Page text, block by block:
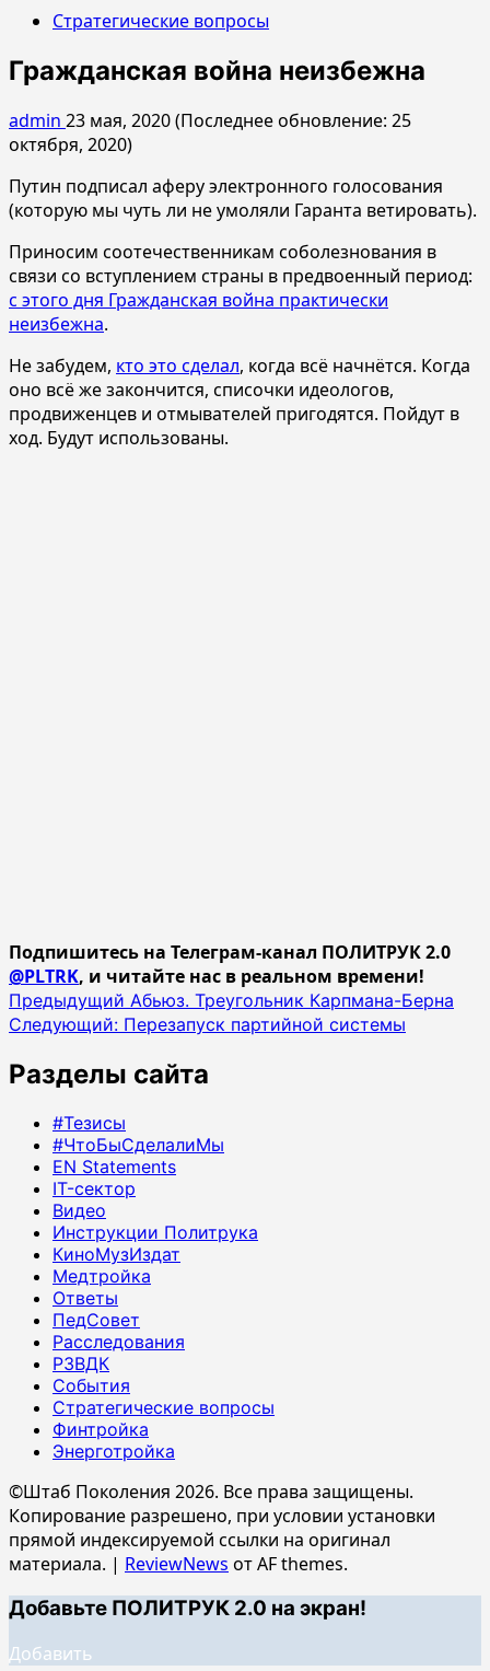
Стратегические вопросы
Гражданская война неизбежна
admin 23 мая, 2020 (Последнее обновление: 25
октября, 2020)
Путин подписал аферу электронного голосования
(которую мы чуть ли не умоляли Гаранта ветировать).
Приносим соотечественникам соболезнования в
связи со вступлением страны в предвоенный период:
с этого дня Гражданская война практически
неизбежна.
Не забудем, кто это сделал, когда всё начнётся. Когда
оно всё же закончится, списочки идеологов,
продвиженцев и отмывателей пригодятся. Пойдут в
ход. Будут использованы.
Подпишитесь на Телеграм-канал ПОЛИТРУК 2.0
@PLTRK, и читайте нас в реальном времени!
Навигация
записи
Предыдущий Абьюз. Треугольник Карпмана-Берна
Следующий: Перезапуск партийной системы
Разделы сайта
#Тезисы
#ЧтоБыСделалиМы
EN Statements
IT-сектор
Видео
Инструкции Политрука
КиноМузИздат
Медтройка
Ответы
ПедСовет
Расследования
РЗВДК
События
Стратегические вопросы
Финтройка
Энерготройка
©Штаб Поколения 2026. Все права защищены.
Копирование разрешено, при условии установки
прямой индексируемой ссылки на оригинал
материала. | ReviewNews от AF themes.
Добавьте ПОЛИТРУК 2.0 на экран!
Добавить